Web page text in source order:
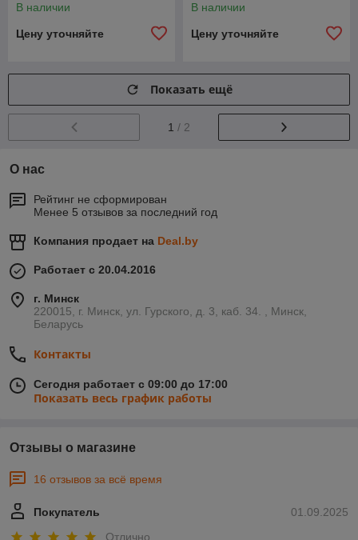
В наличии
Цену уточняйте
В наличии
Цену уточняйте
Показать ещё
1 / 2
О нас
Рейтинг не сформирован
Менее 5 отзывов за последний год
Компания продает на Deal.by
Работает с 20.04.2016
г. Минск
220015, г. Минск, ул. Гурского, д. 3, каб. 34. , Минск,
Беларусь
Контакты
Сегодня работает с 09:00 до 17:00
Показать весь график работы
Отзывы о магазине
16 отзывов за всё время
01.09.2025
Покупатель
Отлично